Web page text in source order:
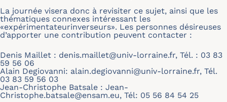
La journée visera donc à revisiter ce sujet, ainsi que les
thématiques connexes intéressant les
«expérimentateurinverseurs». Les personnes désireuses
d’apporter une contribution peuvent contacter :
Denis Maillet : denis.maillet@univ-lorraine.fr, Tél. : 03 83
59 56 06
Alain Degiovanni: alain.degiovanni@univ-lorraine.fr, Tél.
03 83 59 56 03
Jean-Christophe Batsale : Jean-
Christophe.batsale@ensam.eu, Tél: 05 56 84 54 25